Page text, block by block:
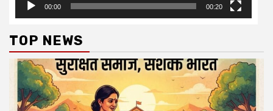
00:00 00:20
TOP NEWS